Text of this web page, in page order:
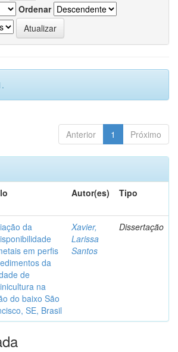
Ordenar
Anterior 1 Próximo
Autor(es) Tipo
da
em perfis
da
de
na
do baixo São
SE, Brasil
Xavier,
Larissa
Santos
Dissertação